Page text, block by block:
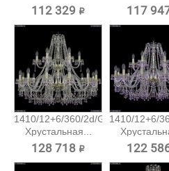
112 329 ₽ 117
1410/12+6/360/2d/G/V7010
Хрустальная...
128 718 ₽
1410/12+6/
122